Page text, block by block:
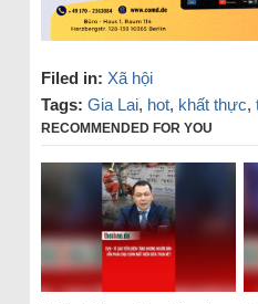
Filed in: Xã hội
Tags: Gia Lai, hot, khất thực,
RECOMMENDED FOR YOU